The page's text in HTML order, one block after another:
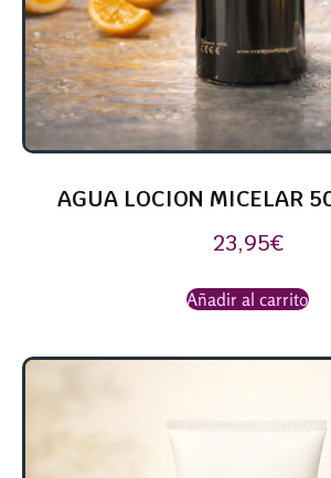
AGUA LOCION MICELAR
23,95€
Añadir al carrito